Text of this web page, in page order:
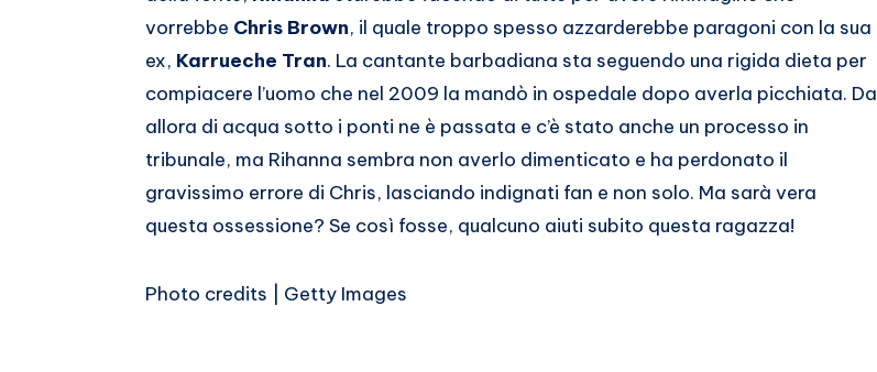
vorrebbe Chris Brown, il quale troppo spesso azzarderebbe paragoni con la sua
ex, Karrueche Tran. La cantante barbadiana sta seguendo una rigida dieta per
compiacere l’uomo che nel 2009 la mandò in ospedale dopo averla picchiata. Da
allora di acqua sotto i ponti ne è passata e c’è stato anche un processo in
tribunale, ma Rihanna sembra non averlo dimenticato e ha perdonato il
gravissimo errore di Chris, lasciando indignati fan e non solo. Ma sarà vera
questa ossessione? Se così fosse, qualcuno aiuti subito questa ragazza!
Photo credits | Getty Images